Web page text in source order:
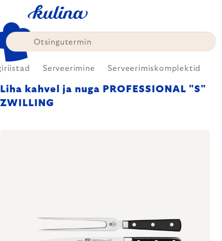
content
Serveerimine Serveerimiskomplektid
Liha kahvel ja nuga PROFESSIONAL "S"
ZWILLING